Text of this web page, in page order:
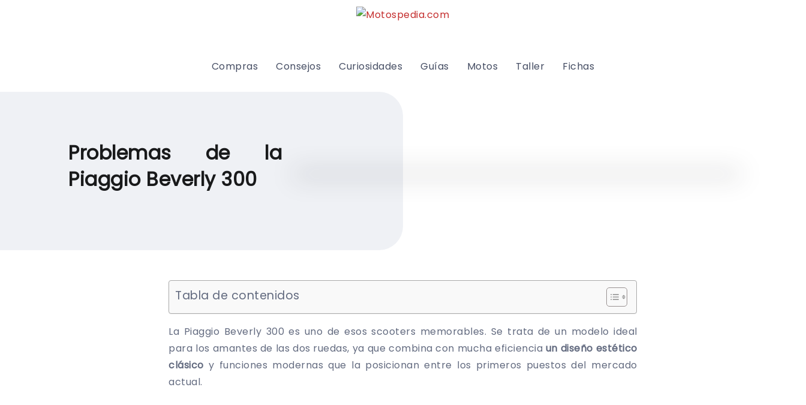
Compras Consejos Curiosidades Guías Motos Taller Fichas
Problemas de la
Piaggio Beverly 300
Tabla de contenidos
La Piaggio Beverly 300 es uno de esos scooters memorables. Se trata de un modelo ideal
para los amantes de las dos ruedas, ya que combina con mucha eficiencia un diseño estético
clásico y funciones modernas que la posicionan entre los primeros puestos del mercado
actual.